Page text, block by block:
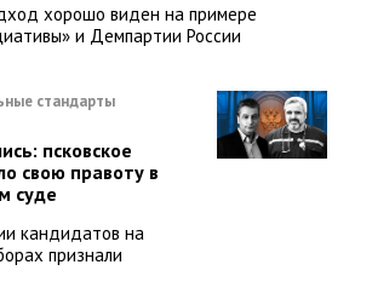
хорошо виден на примере
и Демпартии России
стандарты
псковское
свою правоту в
суде
кандидатов на
признали